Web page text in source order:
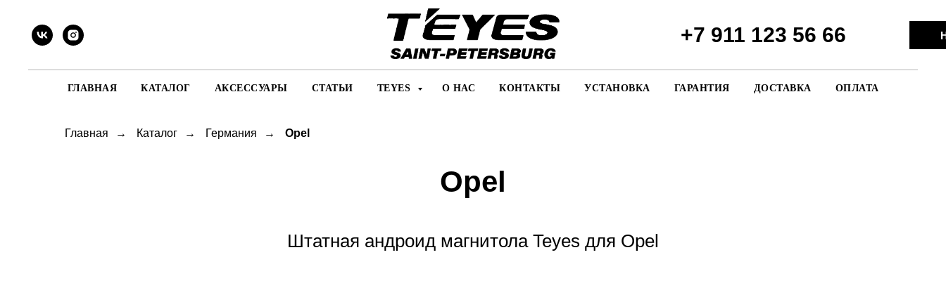
+7 911 123 56 66
ГЛАВНАЯ КАТАЛОГ АКСЕССУАРЫ СТАТЬИ TEYES О НАС КОНТАКТЫ УСТАНОВКА ГАРАНТИЯ ДОСТАВКА ОПЛАТА
Главная → Каталог → Германия → Opel
Opel
Штатная андроид магнитола Teyes для Opel